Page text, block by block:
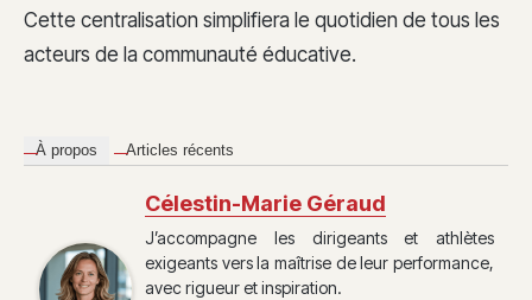
Cette centralisation simplifiera le quotidien de tous les
acteurs de la communauté éducative.
À propos Articles récents
Célestin-Marie Géraud
J’accompagne les dirigeants et athlètes
exigeants vers la maîtrise de leur performance,
avec rigueur et inspiration.